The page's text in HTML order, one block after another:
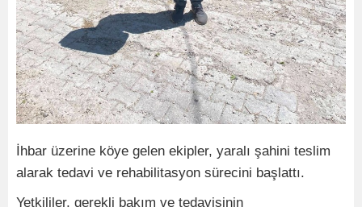
İhbar üzerine köye gelen ekipler, yaralı şahini teslim
alarak tedavi ve rehabilitasyon sürecini başlattı.
Yetkililer, gerekli bakım ve tedavisinin